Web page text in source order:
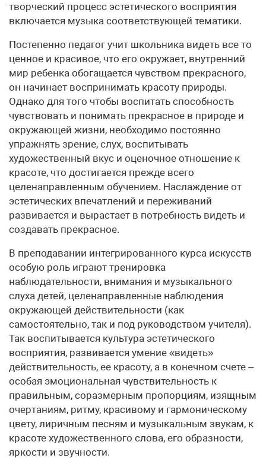
творческий процесс эстетического восприятия
включается музыка соответствующей тематики.
Постепенно педагог учит школьника видеть все то
ценное и красивое, что его окружает, внутренний
мир ребенка обогащается чувством прекрасного,
он начинает воспринимать красоту природы.
Однако для того чтобы воспитать способность
чувствовать и понимать прекрасное в природе и
окружающей жизни, необходимо постоянно
упражнять зрение, слух, воспитывать
художественный вкус и оценочное отношение к
красоте, что достигается прежде всего
целенаправленным обучением. Наслаждение от
эстетических впечатлений и переживаний
развивается и вырастает в потребность видеть и
создавать прекрасное.
В преподавании интегрированного курса искусств
особую роль играют тренировка
наблюдательности, внимания и музыкального
слуха детей, целенаправленные наблюдения
окружающей действительности (как
самостоятельно, так и под руководством учителя).
Так воспитывается культура эстетического
восприятия, развивается умение «видеть»
действительность, ее красоту, а в конечном счете –
особая эмоциональная чувствительность к
правильным, соразмерным пропорциям, изящным
очертаниям, ритму, красивому и гармоническому
цвету, лиричным песням и музыкальным звукам, к
красоте художественного слова, его образности,
яркости и звучности.